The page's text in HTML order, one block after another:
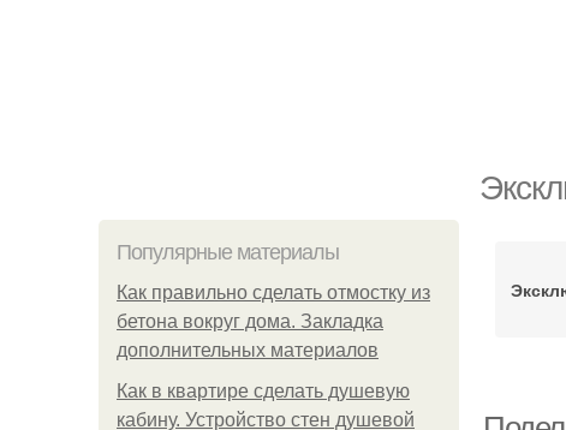
Популярные материалы
Как правильно сделать отмостку из
бетона вокруг дома. Закладка
дополнительных материалов
Как в квартире сделать душевую
кабину. Устройство стен душевой